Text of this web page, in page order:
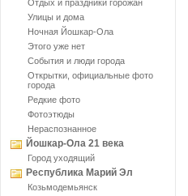
Отдых и праздники горожан
Улицы и дома
Ночная Йошкар-Ола
Этого уже нет
События и люди города
Открытки, официальные фото
города
Редкие фото
Фотоэтюды
Нераспознанное
Йошкар-Ола 21 века
Город уходящий
Республика Марий Эл
Козьмодемьянск